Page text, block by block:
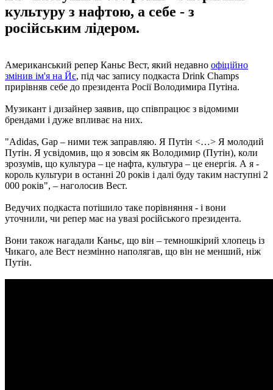
культуру з нафтою, а себе - з
російським лідером.
Американський репер Каньє Вест, який недавно офіційно
змінив ім'я на Йє, під час запису подкаста Drink Champs
прирівняв себе до президента Росії Володимира Путіна.
Музикант і дизайнер заявив, що співпрацює з відомими
брендами і дуже впливає на них.
"Adidas, Gap – ними теж заправляю. Я Путін <…> Я молодий
Путін. Я усвідомив, що я зовсім як Володимир (Путін), коли
зрозумів, що культура – ​​це нафта, культура – ​​це енергія. А я -
король культури в останні 20 років і далі буду таким наступні 2
000 років", – наголосив Вест.
Ведучих подкаста потішило таке порівняння - і вони
уточнили, чи репер має на увазі російського президента.
Вони також нагадали Каньє, що він – темношкірий хлопець із
Чикаго, але Вест незмінно наполягав, що він не менший, ніж
Путін.